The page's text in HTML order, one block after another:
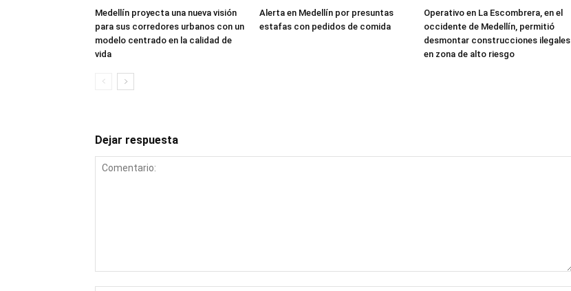
Medellín proyecta una nueva visión
para sus corredores urbanos con un
modelo centrado en la calidad de
vida
Alerta en Medellín por presuntas
estafas con pedidos de comida
Operativo en La Escombrera, en el
occidente de Medellín, permitió
desmontar construcciones ilegales
en zona de alto riesgo
Dejar respuesta